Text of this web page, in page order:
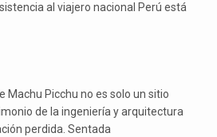
al viajero nacional Perú está
Machu Picchu no es solo un sitio
de la ingeniería y arquitectura
perdida. Sentada